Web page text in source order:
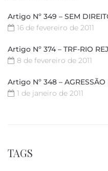
Artigo Nº 349 – SEM
16 de fevereiro de 2011
Artigo Nº 374 – TRF-RIO
8 de fevereiro de 2011
Artigo Nº 348 –
1 de janeiro de 2011
TAGS